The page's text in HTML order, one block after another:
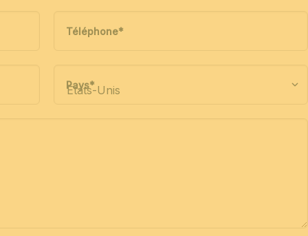
Téléphone*
Pays*